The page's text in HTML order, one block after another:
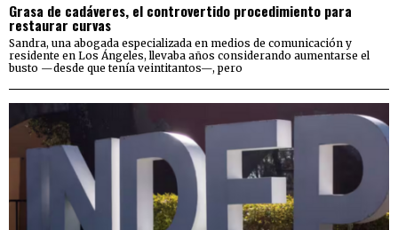
Grasa de cadáveres, el controvertido procedimiento para
restaurar curvas
Sandra, una abogada especializada en medios de comunicación y
residente en Los Ángeles, llevaba años considerando aumentarse el
busto —desde que tenía veintitantos—, pero